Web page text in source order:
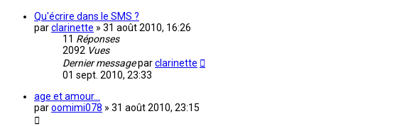
Qu'écrire dans le SMS ?
parclarinette » 31 août 2010, 16:26
11 Réponses
2092 Vues
Dernier messageparclarinette
01 sept. 2010, 23:33
age et amour...
paroomimi078 » 31 août 2010, 23:15